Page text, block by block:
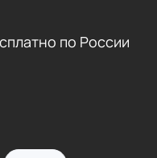
по России